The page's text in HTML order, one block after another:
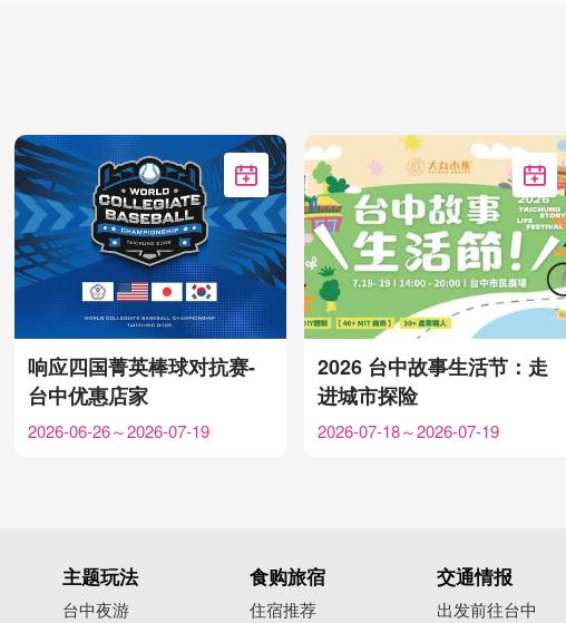
响应四国菁英棒球对抗赛-
台中优惠店家
2026-06-26～2026-07-19
加入Google行事历
2026 台中故事生活节：走
进城市探险
2026-07-18～2026-07-19
加
主题玩法
台中夜游
食购旅宿
住宿推荐
交通情报
出发前往台中